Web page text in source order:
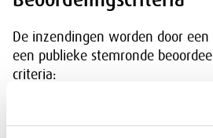
De inzendingen worden door
een publieke stemronde
criteria:
Vernieuwing: Gaat het
bestaande aanpakken?